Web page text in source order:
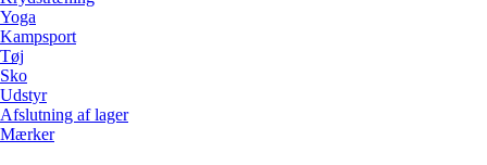
Yoga
Kampsport
Tøj
Sko
Udstyr
Afslutning af lager
Mærker